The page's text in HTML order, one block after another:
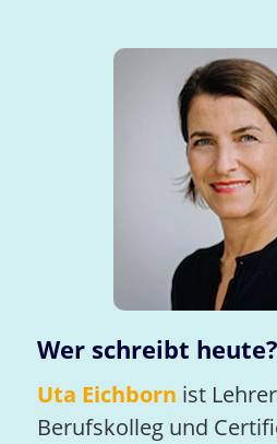
Wer schreibt heute?
Uta Eichborn ist
Berufskolleg und